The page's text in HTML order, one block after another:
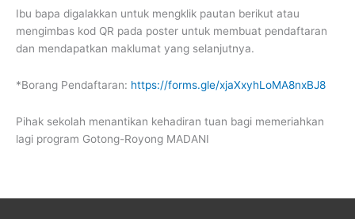
Ibu bapa digalakkan untuk mengklik pautan berikut atau
mengimbas kod QR pada poster untuk membuat pendaftaran
dan mendapatkan maklumat yang selanjutnya.
*Borang Pendaftaran: https://forms.gle/xjaXxyhLoMA8nxBJ8
Pihak sekolah menantikan kehadiran tuan bagi memeriahkan
lagi program Gotong-Royong MADANI